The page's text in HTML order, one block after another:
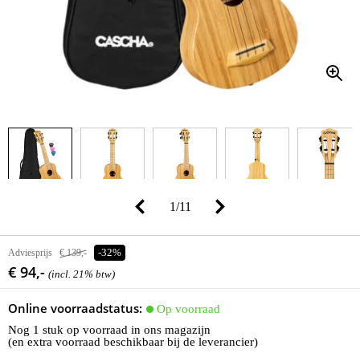
1/11
Adviesprijs € 139,- -32%
€ 94,- (incl. 21% btw)
Online voorraadstatus:
Op voorraad
Nog 1 stuk op voorraad in ons magazijn
(en extra voorraad beschikbaar bij de leverancier)